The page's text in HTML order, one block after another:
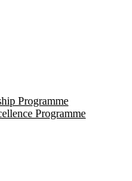
Programme
Programme